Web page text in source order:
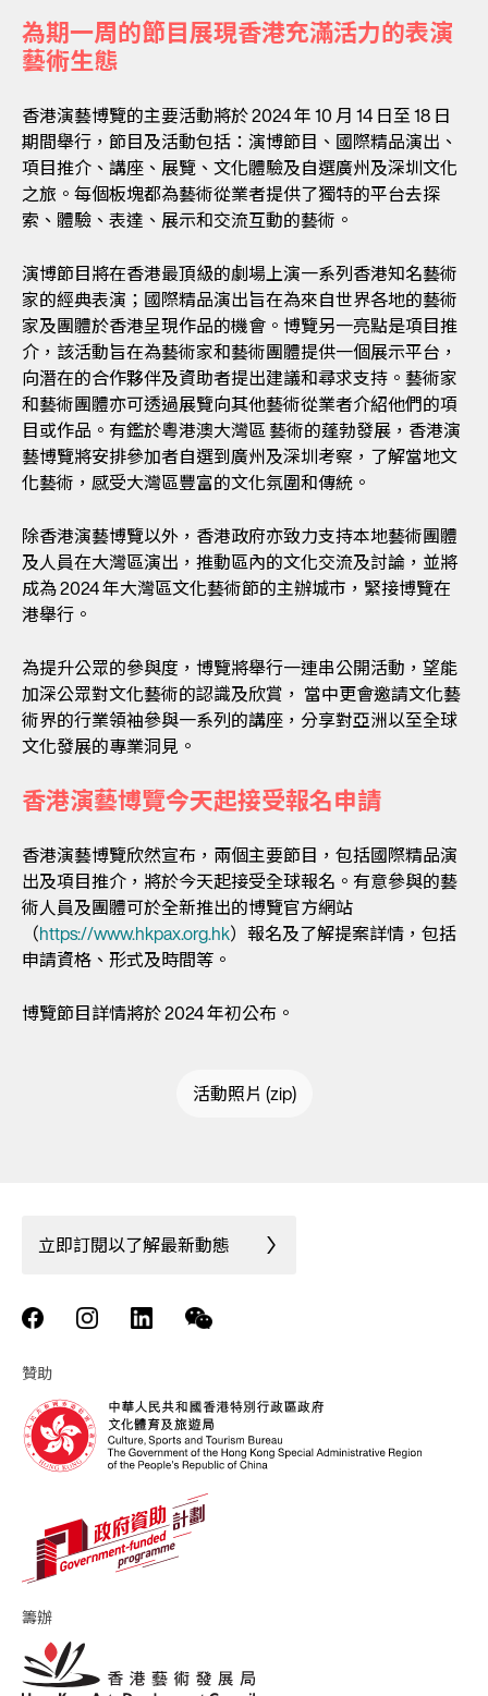
為期一周的節目展現香港充滿活力的表演
藝術生態
香港演藝博覽的主要活動將於 2024 年 10 月 14 日至 18 日
期間舉行，節目及活動包括：演博節目、國際精品演出、
項目推介、講座、展覽、文化體驗及自選廣州及深圳文化
之旅。每個板塊都為藝術從業者提供了獨特的平台去探
索、體驗、表達、展示和交流互動的藝術。
演博節目將在香港最頂級的劇場上演一系列香港知名藝術
家的經典表演；國際精品演出旨在為來自世界各地的藝術
家及團體於香港呈現作品的機會。博覽另一亮點是項目推
介，該活動旨在為藝術家和藝術團體提供一個展示平台，
向潛在的合作夥伴及資助者提出建議和尋求支持。藝術家
和藝術團體亦可透過展覽向其他藝術從業者介紹他們的項
目或作品。有鑑於粵港澳大灣區 藝術的蓬勃發展，香港演
藝博覽將安排參加者自選到廣州及深圳考察，了解當地文
化藝術，感受大灣區豐富的文化氛圍和傳統。
除香港演藝博覽以外，香港政府亦致力支持本地藝術團體
及人員在大灣區演出，推動區內的文化交流及討論，並將
成為 2024 年大灣區文化藝術節的主辦城市，緊接博覽在
港舉行。
為提升公眾的參與度，博覽將舉行一連串公開活動，望能
加深公眾對文化藝術的認識及欣賞， 當中更會邀請文化藝
術界的行業領袖參與一系列的講座，分享對亞洲以至全球
文化發展的專業洞見。
香港演藝博覽今天起接受報名申請
香港演藝博覽欣然宣布，兩個主要節目，包括國際精品演
出及項目推介，將於今天起接受全球報名。有意參與的藝
術人員及團體可於全新推出的博覽官方網站
（https://www.hkpax.org.hk）報名及了解提案詳情，包括
申請資格、形式及時間等。
博覽節目詳情將於 2024 年初公布。
活動照片 (zip)
立即訂閱以了解最新動態
贊助
籌辦